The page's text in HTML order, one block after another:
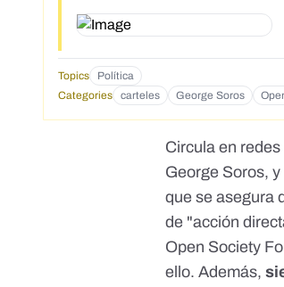
Topics Política
Categories
carteles George Soros
Circula en
George Soros,
que se asegura
de "acción
Open Society
ello. Además,